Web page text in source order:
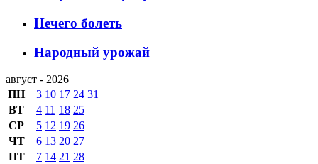
Нечего болеть
Народный урожай
август - 2026
ПН
3 10 17 24 31
ВТ
4 11 18 25
СР
5 12 19 26
ЧТ
6 13 20 27
ПТ
7 14 21 28